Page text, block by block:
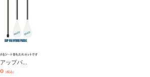
ップパ...
（税込）